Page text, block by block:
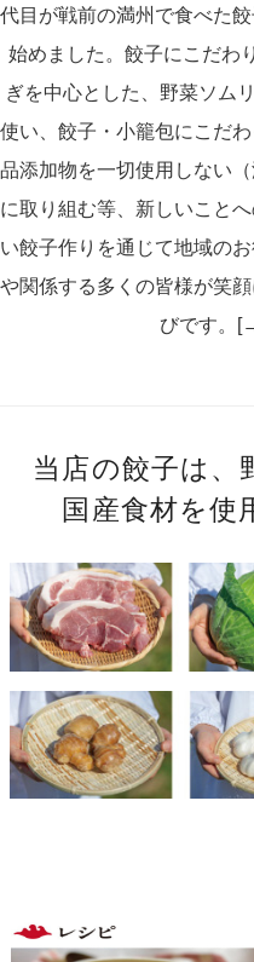
代目が戦前の満州で食べた
始めました。餃子にこだわ
ぎを中心とした、野菜ソム
使い、餃子・小籠包にこだ
品添加物を一切使用しない
に取り組む等、新しいこと
い餃子作りを通じて地域の
や関係する多くの皆様が笑
びです。
当店の餃子は、
国産食材を使